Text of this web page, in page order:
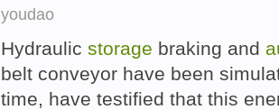
youdao
Hydraulic storage braking and
belt conveyor have been
time, have testified that this